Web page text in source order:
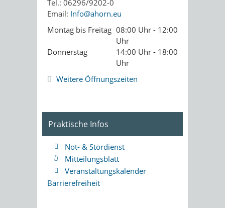
Tel.: 06296/9202-0
Email: Info@ahorn.eu
Montag bis Freitag 08:00 Uhr - 12:00
Uhr
Donnerstag
14:00 Uhr - 18:00
Uhr
Weitere Öffnungszeiten
Praktische Infos
Not- & Stördienst
Mitteilungsblatt
Veranstaltungskalender
Barrierefreiheit